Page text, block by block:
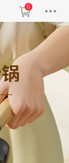
0